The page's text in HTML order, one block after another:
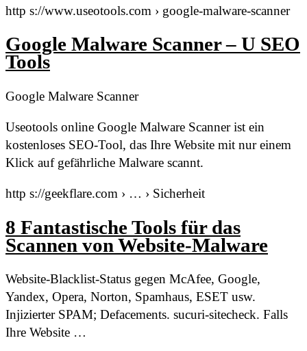
http s://www.useotools.com › google-malware-scanner
Google Malware Scanner – U SEO
Tools
Google Malware Scanner
Useotools online Google Malware Scanner ist ein
kostenloses SEO-Tool, das Ihre Website mit nur einem
Klick auf gefährliche Malware scannt.
http s://geekflare.com › … › Sicherheit
8 Fantastische Tools für das
Scannen von Website-Malware
Website-Blacklist-Status gegen McAfee, Google,
Yandex, Opera, Norton, Spamhaus, ESET usw.
Injizierter SPAM; Defacements. sucuri-sitecheck. Falls
Ihre Website …